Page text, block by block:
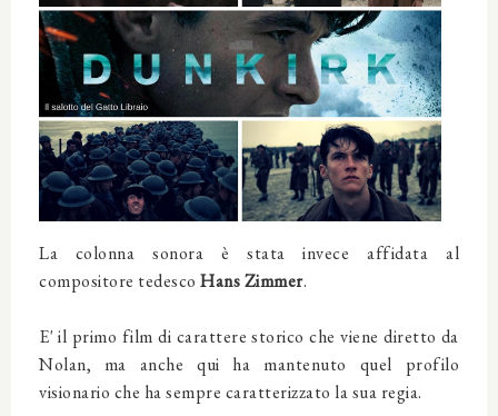
La colonna sonora è stata invece affidata al
compositore tedesco Hans Zimmer.
E' il primo film di carattere storico che viene diretto da
Nolan, ma anche qui ha mantenuto quel profilo
visionario che ha sempre caratterizzato la sua regia.